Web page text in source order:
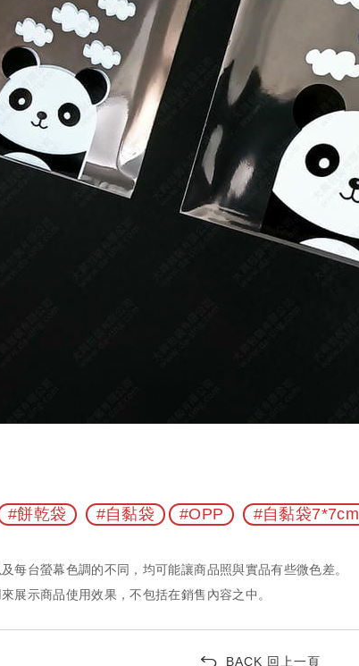
#餅乾袋 #自黏袋 #OPP #自黏袋7*7cm
BACK 回上一頁